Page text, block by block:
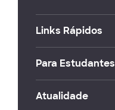
Links Rápidos
Para Estudantes
Atualidade